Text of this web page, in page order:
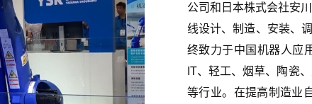
公司和日本株式会社安
线设计、制造、安装、
终致力于中国机器人应
IT、轻工、烟草、陶瓷
等行业。在提高制造业